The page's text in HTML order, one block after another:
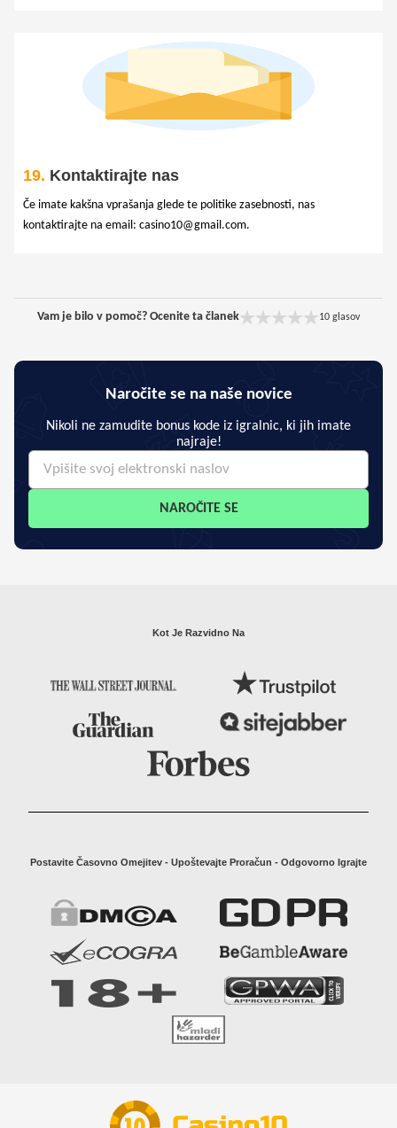
19. Kontaktirajte nas
Če imate kakšna vprašanja glede te politike zasebnosti, nas
kontaktirajte na email: casino10@gmail.com.
Vam je bilo v pomoč? Ocenite ta članek 10 glasov
Naročite se na naše novice
Nikoli ne zamudite bonus kode iz igralnic, ki jih imate
najraje!
NAROČITE SE
Kot Je Razvidno Na
Postavite Časovno Omejitev - Upoštevajte Proračun - Odgovorno Igrajte